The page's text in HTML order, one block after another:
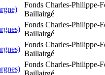
Fonds Charles-Philippe-
Baillairgé
Fonds Charles-Philippe-
Baillairgé
Fonds Charles-Philippe-
Baillairgé
Fonds Charles-Philippe-
Baillairgé